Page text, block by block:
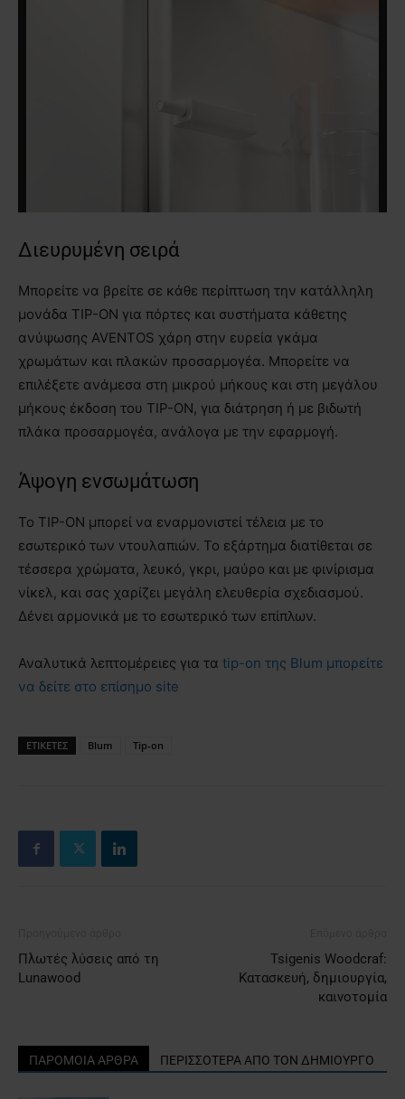
Διευρυμένη σειρά
Μπορείτε να βρείτε σε κάθε περίπτωση την κατάλληλη
μονάδα TIP-ON για πόρτες και συστήματα κάθετης
ανύψωσης AVENTOS χάρη στην ευρεία γκάμα
χρωμάτων και πλακών προσαρμογέα. Μπορείτε να
επιλέξετε ανάμεσα στη μικρού μήκους και στη μεγάλου
μήκους έκδοση του TIP-ON, για διάτρηση ή με βιδωτή
πλάκα προσαρμογέα, ανάλογα με την εφαρμογή.
Άψογη ενσωμάτωση
Το TIP-ON μπορεί να εναρμονιστεί τέλεια με το
εσωτερικό των ντουλαπιών. Το εξάρτημα διατίθεται σε
τέσσερα χρώματα, λευκό, γκρι, μαύρο και με φινίρισμα
νίκελ, και σας χαρίζει μεγάλη ελευθερία σχεδιασμού.
Δένει αρμονικά με το εσωτερικό των επίπλων.
Αναλυτικά λεπτομέρειες για τα tip-on της Blum μπορείτε
να δείτε στο επίσημο site
ΕΤΙΚΕΤΕΣ Blum Tip-on
Πλωτές λύσεις από τη
Lunawood
Tsigenis Woodcraf:
Κατασκευή, δημιουργία,
καινοτομία
ΠΑΡΟΜΟΙΑ ΑΡΘΡΑ ΠΕΡΙΣΣΟΤΕΡΑ ΑΠΟ ΤΟΝ ΔΗΜΙΟΥΡΓΟ